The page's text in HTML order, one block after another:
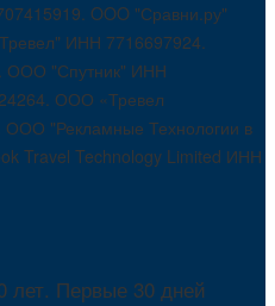
OOO "Сравни.ру"
ИНН 7716697924.
ООО "Спутник" ИНН
ООО «Тревел
"Рекламные Технологии в
Travel Technology Limited ИНН
лет. Первые 30 дней